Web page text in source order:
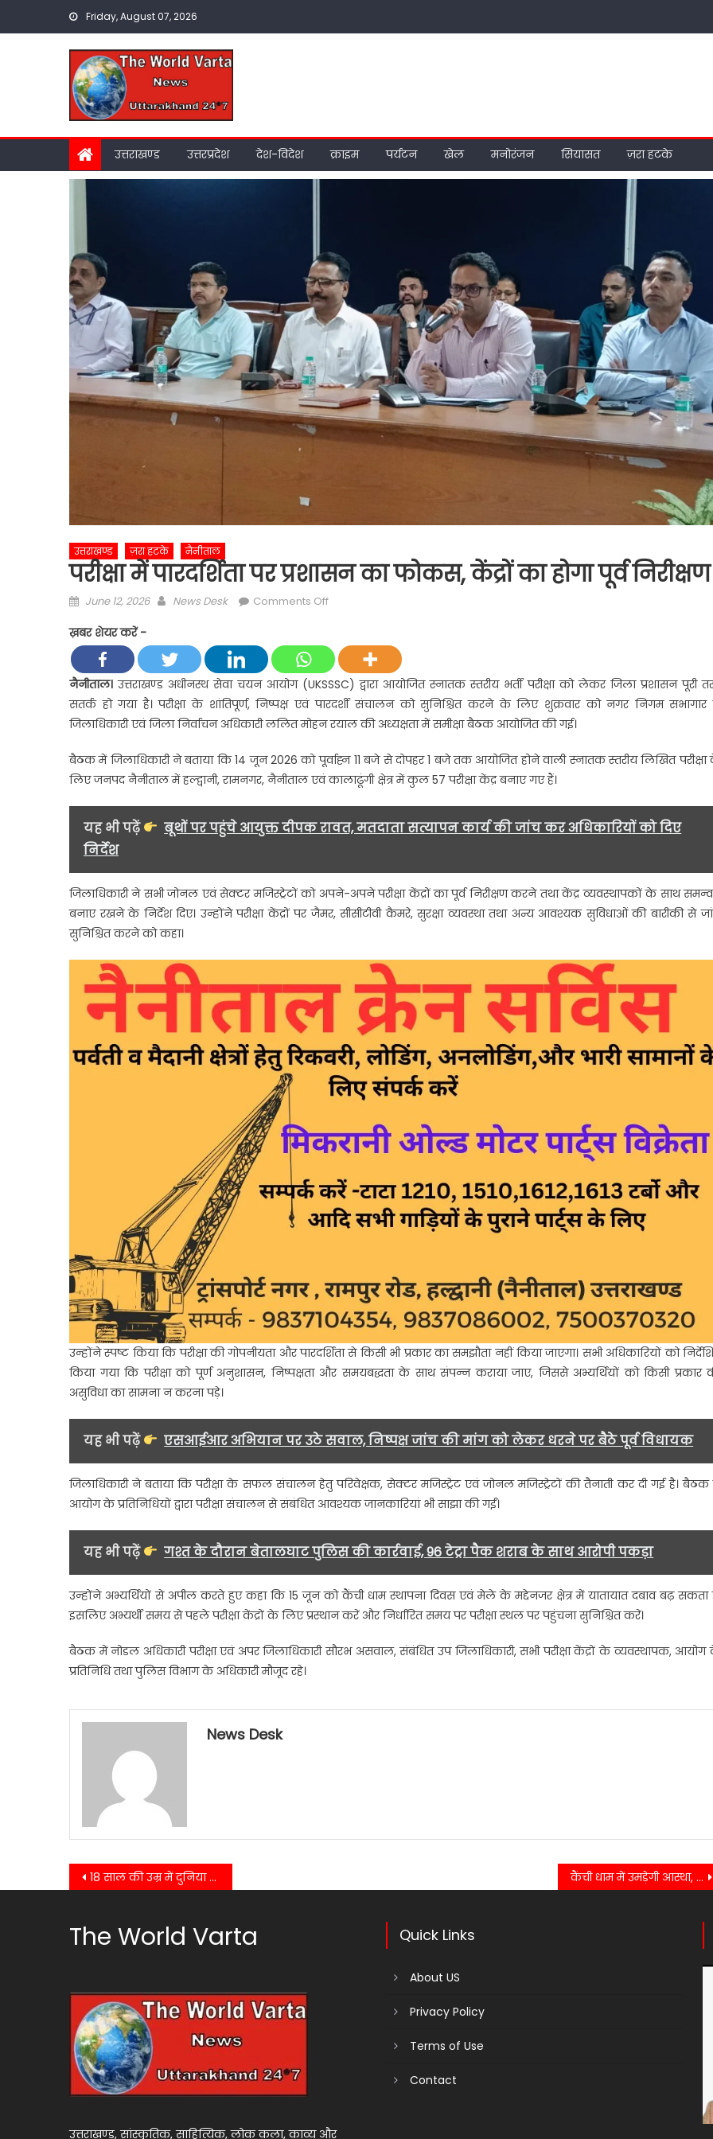
Friday, August 07, 2026
उत्तराखण्ड उत्तरप्रदेश देश-विदेश क्राइम पर्यटन खेल मनोरंजन सियासत ज़रा हटके
उत्तराखण्ड ज़रा हटके नैनीताल
परीक्षा में पारदर्शिता पर प्रशासन का फोकस, केंद्रों का होगा पूर्व निरीक्षण
Posted
June 12, 2026 Author
News Desk Comments Offon
पारदर्शिता
पर
प्रशासन
का
फोकस,
का
होगा
निरीक्षण
ख़बर शेयर करें -
नैनीताल। उत्तराखण्ड अधीनस्थ सेवा चयन आयोग (UKSSSC) द्वारा आयोजित स्नातक स्तरीय भर्ती परीक्षा को लेकर जिला प्रशासन पूरी
सतर्क हो गया है। परीक्षा के शांतिपूर्ण, निष्पक्ष एवं पारदर्शी संचालन को सुनिश्चित करने के लिए शुक्रवार को नगर निगम
जिलाधिकारी एवं जिला निर्वाचन अधिकारी ललित मोहन रयाल की अध्यक्षता में समीक्षा बैठक आयोजित की गई।
बैठक में जिलाधिकारी ने बताया कि 14 जून 2026 को पूर्वाह्न 11 बजे से दोपहर 1 बजे तक आयोजित होने वाली स्नातक स्तरीय लिखित
लिए जनपद नैनीताल में हल्द्वानी, रामनगर, नैनीताल एवं कालाढूंगी क्षेत्र में कुल 57 परीक्षा केंद्र बनाए गए हैं।
यह भी पढ़ें
बूथों पर पहुंचे आयुक्त दीपक रावत, मतदाता सत्यापन कार्य की जांच कर अधिकारियों को दिए
निर्देश
जिलाधिकारी ने सभी जोनल एवं सेक्टर मजिस्ट्रेटों को अपने-अपने परीक्षा केंद्रों का पूर्व निरीक्षण करने तथा केंद्र व्यवस्थापकों के साथ
बनाए रखने के निर्देश दिए। उन्होंने परीक्षा केंद्रों पर जैमर, सीसीटीवी कैमरे, सुरक्षा व्यवस्था तथा अन्य आवश्यक सुविधाओं की बारीकी से
सुनिश्चित करने को कहा।
उन्होंने स्पष्ट किया कि परीक्षा की गोपनीयता और पारदर्शिता से किसी भी प्रकार का समझौता नहीं किया जाएगा। सभी अधिकारियों को
किया गया कि परीक्षा को पूर्ण अनुशासन, निष्पक्षता और समयबद्धता के साथ संपन्न कराया जाए, जिससे अभ्यर्थियों को किसी प्रकार
असुविधा का सामना न करना पड़े।
यह भी पढ़ें एसआईआर अभियान पर उठे सवाल, निष्पक्ष जांच की मांग को लेकर धरने पर बैठे पूर्व विधायक
जिलाधिकारी ने बताया कि परीक्षा के सफल संचालन हेतु परिवेक्षक, सेक्टर मजिस्ट्रेट एवं जोनल मजिस्ट्रेटों की तैनाती कर दी गई है।
आयोग के प्रतिनिधियों द्वारा परीक्षा संचालन से संबंधित आवश्यक जानकारियां भी साझा की गईं।
यह भी पढ़ें गश्त के दौरान बेतालघाट पुलिस की कार्रवाई, 96 टेट्रा पैक शराब के साथ आरोपी पकड़ा
उन्होंने अभ्यर्थियों से अपील करते हुए कहा कि 15 जून को कैंची धाम स्थापना दिवस एवं मेले के मद्देनजर क्षेत्र में यातायात दबाव बढ़ सकता
इसलिए अभ्यर्थी समय से पहले परीक्षा केंद्रों के लिए प्रस्थान करें और निर्धारित समय पर परीक्षा स्थल पर पहुंचना सुनिश्चित करें।
बैठक में नोडल अधिकारी परीक्षा एवं अपर जिलाधिकारी सौरभ असवाल, संबंधित उप जिलाधिकारी, सभी परीक्षा केंद्रों के व्यवस्थापक,
प्रतिनिधि तथा पुलिस विभाग के अधिकारी मौजूद रहे।
News Desk
Post
18 साल की उम्र में दुनिया को चौंकाने वाले निशानेबाज़ “जसपाल राणा” का हुआ निधन,, खेल जगत में शोक की लहर,, कैंची धाम में उमड़ेगी आस्था, सुरक्षा और ट्रैफिक व्यवस्था को लेकर प्रशासन पूरी तरह मुस्तैद
The World Varta
उत्तराखण्ड, सांस्कृतिक, साहित्यिक, लोक कला, काव्य और
Quick Links
About US
Privacy Policy
Terms of Use
Contact